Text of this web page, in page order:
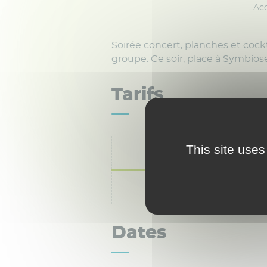
Soirée concert, planches et
groupe. Ce soir, place à
Tarifs
Dates
This site